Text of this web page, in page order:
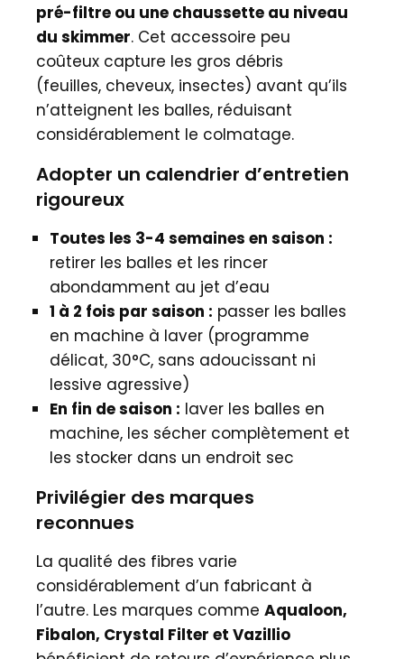
pré-filtre ou une chaussette au niveau
du skimmer. Cet accessoire peu
coûteux capture les gros débris
(feuilles, cheveux, insectes) avant qu’ils
n’atteignent les balles, réduisant
considérablement le colmatage.
Adopter un calendrier d’entretien
rigoureux
Toutes les 3-4 semaines en saison :
retirer les balles et les rincer
abondamment au jet d’eau
1 à 2 fois par saison : passer les balles
en machine à laver (programme
délicat, 30°C, sans adoucissant ni
lessive agressive)
En fin de saison : laver les balles en
machine, les sécher complètement et
les stocker dans un endroit sec
Privilégier des marques
reconnues
La qualité des fibres varie
considérablement d’un fabricant à
l’autre. Les marques comme Aqualoon,
Fibalon, Crystal Filter et Vazillio